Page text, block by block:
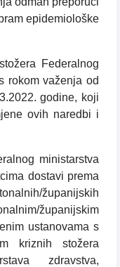
epidemiološke
Federalnog
rokom važenja od
godine, koji
ovih naredbi i
ministarstva
dostavi prema
županijskih
županijskim
ustanovama s
kriznih stožera
zdravstva,